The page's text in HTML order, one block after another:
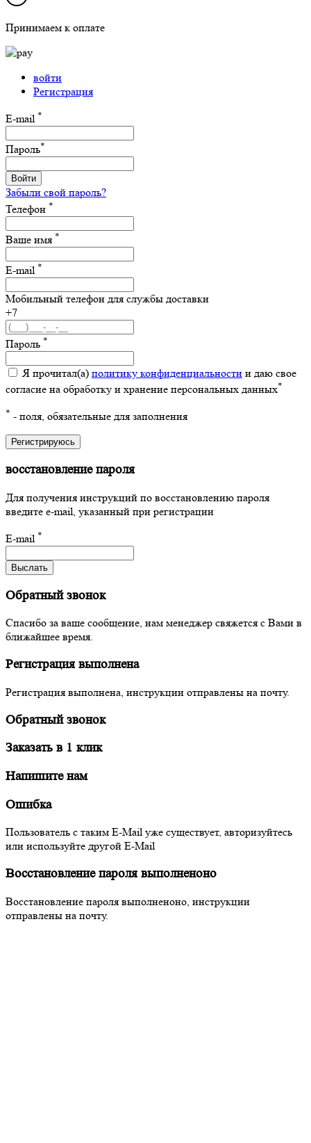
Принимаем к оплате
войти
Регистрация
E-mail *
Пароль*
Войти
Забыли свой пароль?
Телефон *
Ваше имя *
E-mail *
Мобильный телефон для службы доставки
+7
Пароль *
Я прочитал(а) политику конфиденциальности и даю свое
согласие на обработку и хранение персональных данных*
* - поля, обязательные для заполнения
Регистрируюсь
восстановление пароля
Для получения инструкций по восстановлению пароля
введите e-mail, указанный при регистрации
E-mail *
Выслать
Обратный звонок
Спасибо за ваше сообщение, нам менеджер свяжется с Вами в
ближайшее время.
Регистрация выполнена
Регистрация выполнена, инструкции отправлены на почту.
Обратный звонок
Заказать в 1 клик
Напишите нам
Ошибка
Пользователь с таким E-Mail уже существует, авторизуйтесь
или используйте другой E-Mail
Восстановление пароля выполненоно
Восстановление пароля выполненоно, инструкции
отправлены на почту.